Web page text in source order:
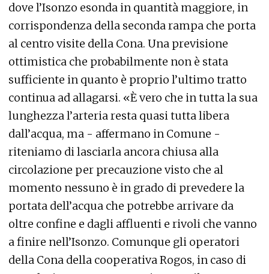
dove l’Isonzo esonda in quantità maggiore, in
corrispondenza della seconda rampa che porta
al centro visite della Cona. Una previsione
ottimistica che probabilmente non è stata
sufficiente in quanto è proprio l’ultimo tratto
continua ad allagarsi. «È vero che in tutta la sua
lunghezza l’arteria resta quasi tutta libera
dall’acqua, ma - affermano in Comune -
riteniamo di lasciarla ancora chiusa alla
circolazione per precauzione visto che al
momento nessuno è in grado di prevedere la
portata dell’acqua che potrebbe arrivare da
oltre confine e dagli affluenti e rivoli che vanno
a finire nell’Isonzo. Comunque gli operatori
della Cona della cooperativa Rogos, in caso di